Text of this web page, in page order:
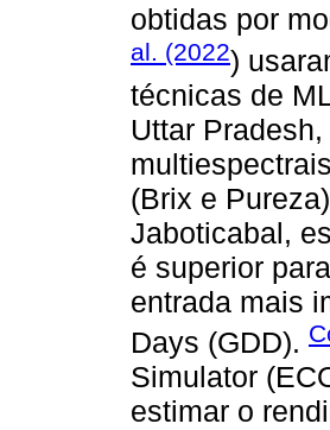
obtidas por
al. (2022)
técnicas de
Uttar
(Brix e
Jaboticabal,
é superior
entrada mais
Days (GDD).
Simulator
estimar o